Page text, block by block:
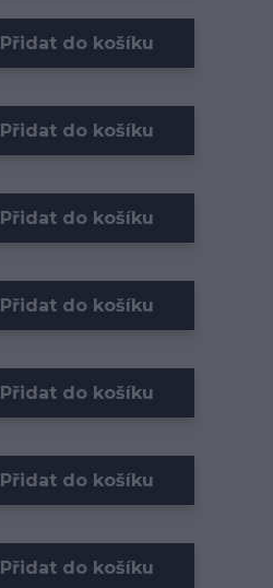
Přidat do košíku
Přidat do košíku
Přidat do košíku
Přidat do košíku
Přidat do košíku
Přidat do košíku
Přidat do košíku